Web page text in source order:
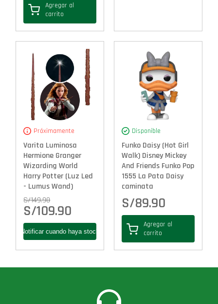
Agregar al
carrito
Próximamente
Varita Luminosa
Hermione Granger
Wizarding World
Harry Potter (Luz Led
- Lumus Wand)
S/149.90
S/109.90
Disponible
Funko Daisy (Hot Girl
Walk) Disney Mickey
And Friends Funko Pop
1555 La Pata Daisy
caminata
S/89.90
Agregar al
carrito